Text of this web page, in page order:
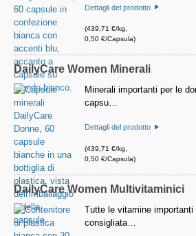
Dettagli del prodotto
(439,71 €/kg,
0,50 €/Capsula)
DailyCare Women Minerali
Minerali importanti per le
capsu…
Dettagli del prodotto
(439,71 €/kg,
0,50 €/Capsula)
DailyCare Women Multivitaminici
Tutte le vitamine importanti
consigliata…